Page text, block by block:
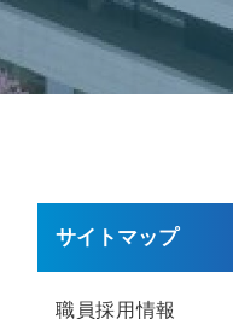
サイトマップ
職員採用情報